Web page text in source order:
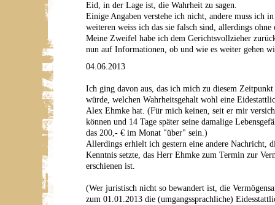
Eid, in der Lage ist, die Wahrheit zu sagen.
Einige Angaben verstehe ich nicht, andere muss ich
weiteren weiss ich das sie falsch sind, allerdings ohne
Meine Zweifel habe ich dem Gerichtsvollzieher
nun auf Informationen, ob und wie es weiter gehen
04.06.2013
Ich ging davon aus, das ich mich zu diesem Zeitpunkt
würde, welchen Wahrheitsgehalt wohl eine
Alex Ehmke hat. (Für mich keinen, seit er mir
können und 14 Tage später seine damalige
das 200,- € im Monat "über" sein.)
Allerdings erhielt ich gestern eine andere Nachricht,
Kenntnis setzte, das Herr Ehmke zum Termin zur
erschienen ist.
(Wer juristisch nicht so bewandert ist, die
zum 01.01.2013 die (umgangssprachliche)